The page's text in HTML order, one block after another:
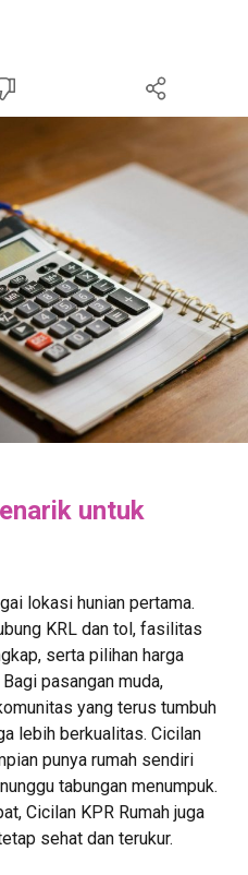
untuk
lokasi hunian pertama.
KRL dan tol, fasilitas
serta pilihan harga
pasangan muda,
yang terus tumbuh
lebih berkualitas. Cicilan
punya rumah sendiri
tabungan menumpuk.
Cicilan KPR Rumah juga
sehat dan terukur.